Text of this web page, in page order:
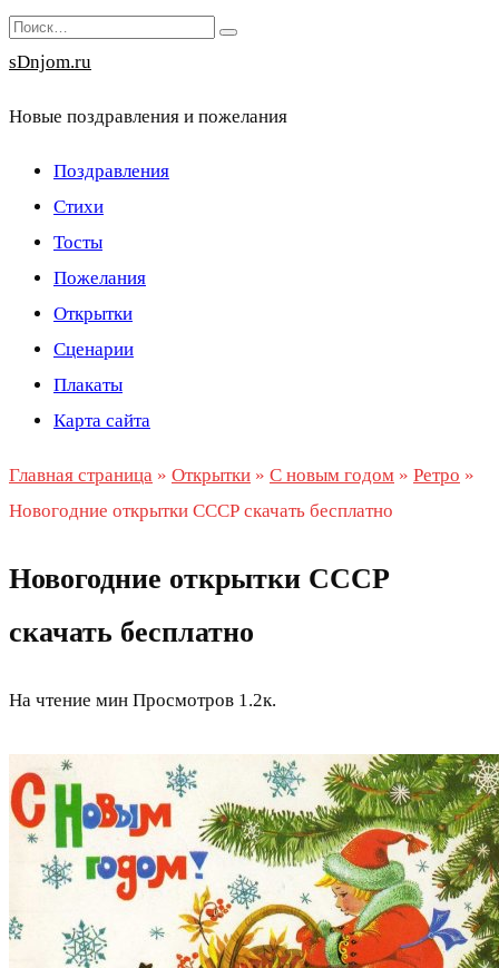
Перейти
к
Search
for:
sDnjom.ru
Новые поздравления и пожелания
Поздравления
Стихи
Тосты
Пожелания
Открытки
Сценарии
Плакаты
Карта сайта
Главная страница » Открытки » С новым годом » Ретро »
Новогодние открытки СССР скачать бесплатно
Новогодние открытки СССР
скачать бесплатно
На чтение мин Просмотров 1.2к.